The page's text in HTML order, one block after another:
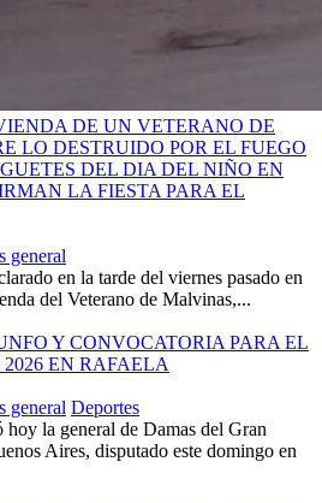
DE UN VETERANO DE
LO DESTRUIDO POR EL FUEGO
DEL DIA DEL NIÑO EN
LA FIESTA PARA EL
general
en la tarde del viernes pasado en
del Veterano de Malvinas,...
Y CONVOCATORIA PARA EL
EN RAFAELA
general Deportes
la general de Damas del Gran
Aires, disputado este domingo en